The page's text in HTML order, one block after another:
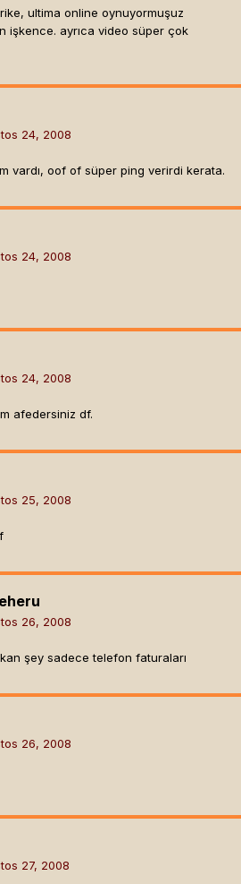
ultima online oynuyormuşuz
işkence. ayrıca video süper çok
24, 2008
vardı, oof of süper ping verirdi kerata.
24, 2008
24, 2008
afedersiniz df.
25, 2008
26, 2008
şey sadece telefon faturaları
26, 2008
27, 2008